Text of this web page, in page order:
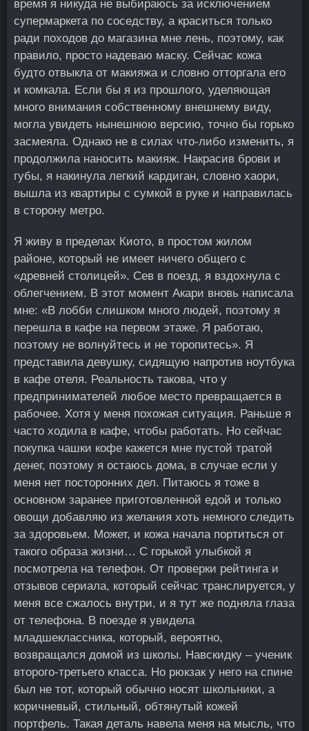
время я никуда не выбираюсь за исключением
супермаркета по соседству, а краситься только
ради походов до магазина мне лень, поэтому, как
правило, просто надеваю маску. Сейчас кожа
будто отвыкла от макияжа и словно отторгала его
и комкала. Если бы я из прошлого, уделяющая
много внимания собственному внешнему виду,
могла увидеть нынешнюю версию, точно бы горько
засмеяла. Однако не в силах что-либо изменить, я
продолжила наносить макияж. Накрасив брови и
губы, я накинула легкий кардиган, словно хаори,
вышла из квартиры с сумкой в руке и направилась
в сторону метро.
Я живу в пределах Киото, в простом жилом
районе, который не имеет ничего общего с
«древней столицей». Сев в поезд, я вздохнула с
облегчением. В этот момент Акари вновь написала
мне: «В лобби слишком много людей, поэтому я
перешла в кафе на первом этаже. Я работаю,
поэтому не волнуйтесь и не торопитесь». Я
представила девушку, сидящую напротив ноутбука
в кафе отеля. Реальность такова, что у
предпринимателей любое место превращается в
рабочее. Хотя у меня похожая ситуация. Раньше я
часто ходила в кафе, чтобы работать. Но сейчас
покупка чашки кофе кажется мне пустой тратой
денег, поэтому я остаюсь дома, в случае если у
меня нет посторонних дел. Питаюсь я тоже в
основном заранее приготовленной едой и только
овощи добавляю из желания хоть немного следить
за здоровьем. Может, и кожа начала портиться от
такого образа жизни… С горькой улыбкой я
посмотрела на телефон. От проверки рейтинга и
отзывов сериала, который сейчас транслируется, у
меня все сжалось внутри, и я тут же подняла глаза
от телефона. В поезде я увидела
младшеклассника, который, вероятно,
возвращался домой из школы. Навскидку – ученик
второго-третьего класса. Но рюкзак у него на спине
был не тот, который обычно носят школьники, а
коричневый, стильный, обтянутый кожей
портфель. Такая деталь навела меня на мысль, что